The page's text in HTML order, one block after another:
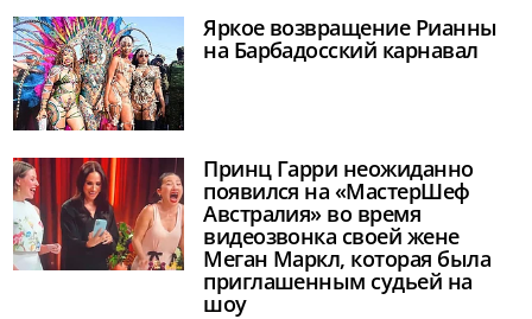
Яркое возвращение Рианны
на Барбадосский карнавал
Принц Гарри неожиданно
появился на «МастерШеф
Австралия» во время
видеозвонка своей жене
Меган Маркл, которая была
приглашенным судьей на
шоу